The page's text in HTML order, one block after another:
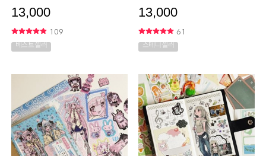
13,000
109
베스트셀러
13,000
61
스테디셀러